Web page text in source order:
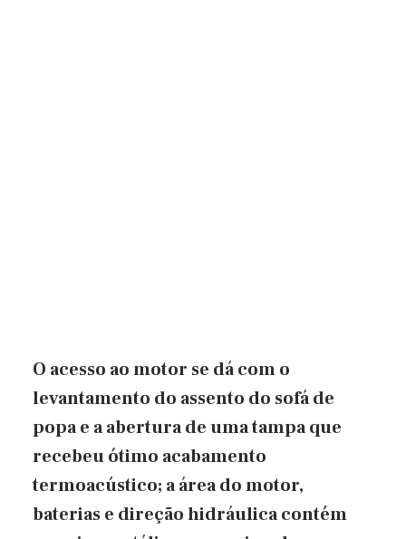
O acesso ao motor se dá com o
levantamento do assento do sofá de
popa e a abertura de uma tampa que
recebeu ótimo acabamento
termoacústico; a área do motor,
baterias e direção hidráulica contém